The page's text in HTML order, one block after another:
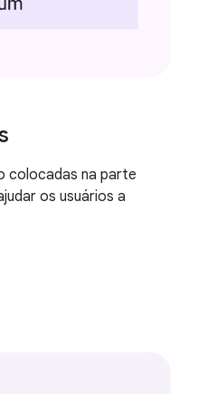
colocadas na parte
os usuários a